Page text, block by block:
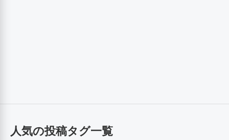
人気の投稿タグ一覧